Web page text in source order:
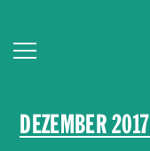
DEZEMBER 2017